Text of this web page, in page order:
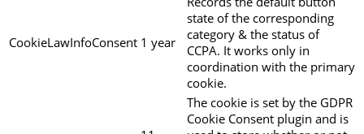
CookieLawInfoConsent 1 year
state of the corresponding
category & the status of
CCPA. It works only in
coordination with the primary
cookie.
The cookie is set by the GDPR
Cookie Consent plugin and is